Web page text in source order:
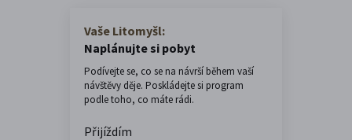
Vaše Litomyšl:
Naplánujte si pobyt
Podívejte se, co se na návrší během vaší
návštěvy děje. Poskládejte si program
podle toho, co máte rádi.
Přijíždím